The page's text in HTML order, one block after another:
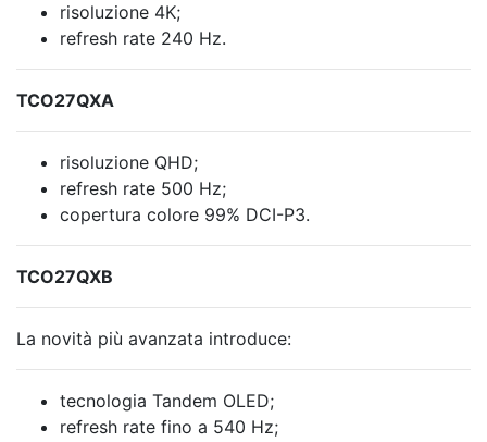
risoluzione 4K;
refresh rate 240 Hz.
TCO27QXA
risoluzione QHD;
refresh rate 500 Hz;
copertura colore 99% DCI-P3.
TCO27QXB
La novità più avanzata introduce:
tecnologia Tandem OLED;
refresh rate fino a 540 Hz;